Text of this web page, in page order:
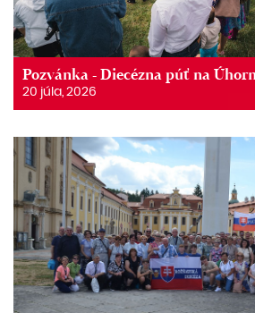
Pozvánka - Diecézna púť na
20 júla, 2026